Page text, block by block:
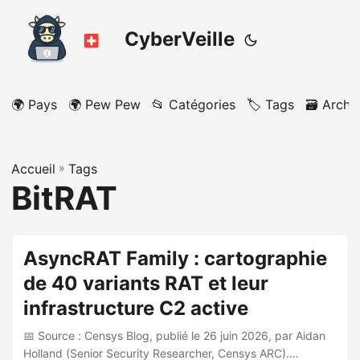
CyberVeille
🌍 Pays 🌍 Pew Pew 📂 Catégories 🏷️ Tags 🗃️
Accueil » Tags
BitRAT
AsyncRAT Family : cartographie
de 40 variants RAT et leur
infrastructure C2 active
📅 Source : Censys Blog, publié le 26 juin 2026, par Aidan
Holland (Senior Security Researcher, Censys ARC).